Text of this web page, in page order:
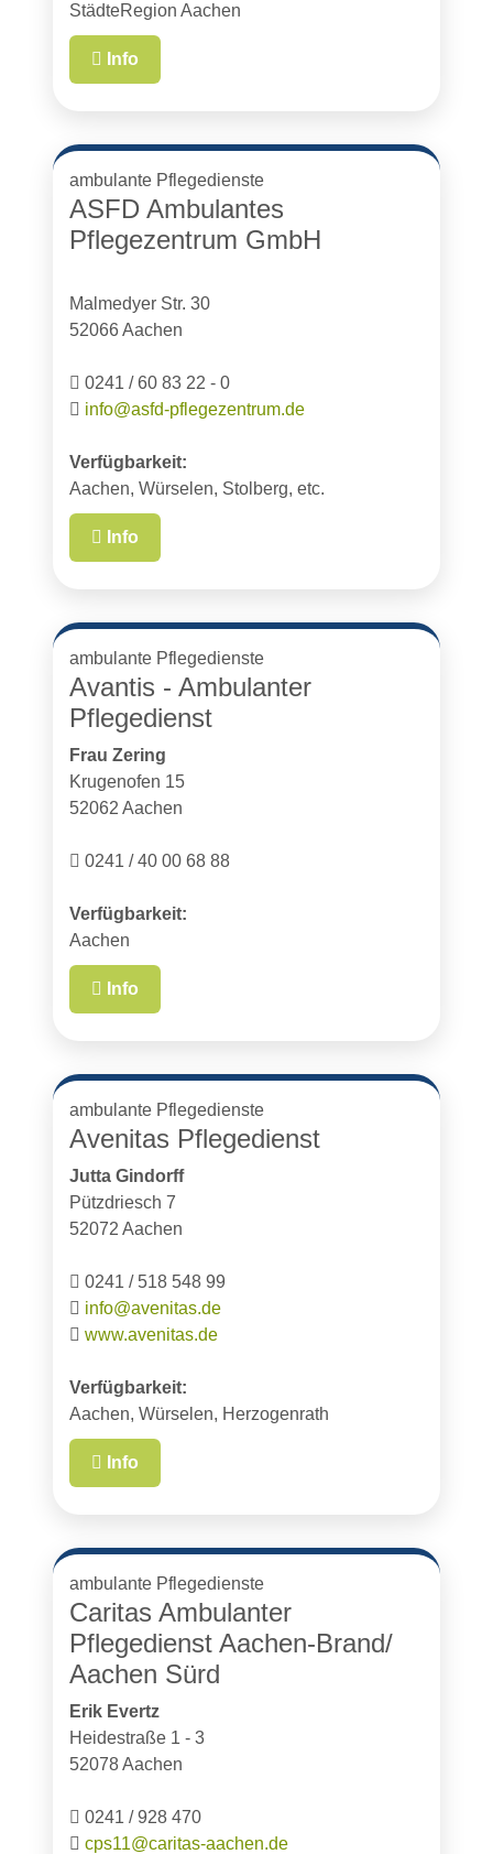
StädteRegion Aachen
Info
ambulante Pflegedienste
ASFD Ambulantes
Pflegezentrum GmbH
Malmedyer Str. 30
52066 Aachen
0241 / 60 83 22 - 0
info@asfd-pflegezentrum.de
Verfügbarkeit:
Aachen, Würselen, Stolberg, etc.
Info
ambulante Pflegedienste
Avantis - Ambulanter
Pflegedienst
Frau Zering
Krugenofen 15
52062 Aachen
0241 / 40 00 68 88
Verfügbarkeit:
Aachen
Info
ambulante Pflegedienste
Avenitas Pflegedienst
Jutta Gindorff
Pützdriesch 7
52072 Aachen
0241 / 518 548 99
info@avenitas.de
www.avenitas.de
Verfügbarkeit:
Aachen, Würselen, Herzogenrath
Info
ambulante Pflegedienste
Caritas Ambulanter
Pflegedienst Aachen-Brand/
Aachen Sürd
Erik Evertz
Heidestraße 1 - 3
52078 Aachen
0241 / 928 470
cps11@caritas-aachen.de